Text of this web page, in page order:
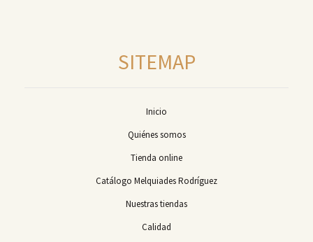
SITEMAP
Inicio
Quiénes somos
Tienda online
Catálogo Melquiades Rodríguez
Nuestras tiendas
Calidad